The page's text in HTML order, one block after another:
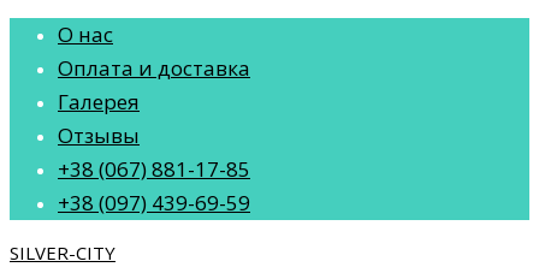
О нас
Оплата и доставка
Галерея
Отзывы
+38 (067) 881-17-85
+38 (097) 439-69-59
SILVER-CITY